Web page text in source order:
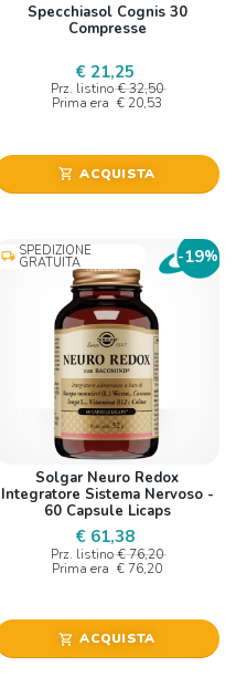
Specchiasol Cognis 30
Compresse
€ 21,25
Prz. listino € 32,50
Prima era € 20,53
shopping_cart ACQUISTA
local_shipping SPEDIZIONE
GRATUITA -19%
Solgar Neuro Redox
Integratore Sistema Nervoso -
60 Capsule Licaps
€ 61,38
Prz. listino € 76,20
Prima era € 76,20
shopping_cart ACQUISTA